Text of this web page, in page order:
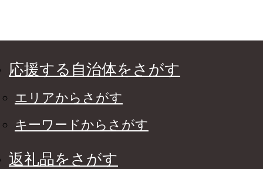
応援する自治体をさがす
エリアからさがす
キーワードからさがす
返礼品をさがす